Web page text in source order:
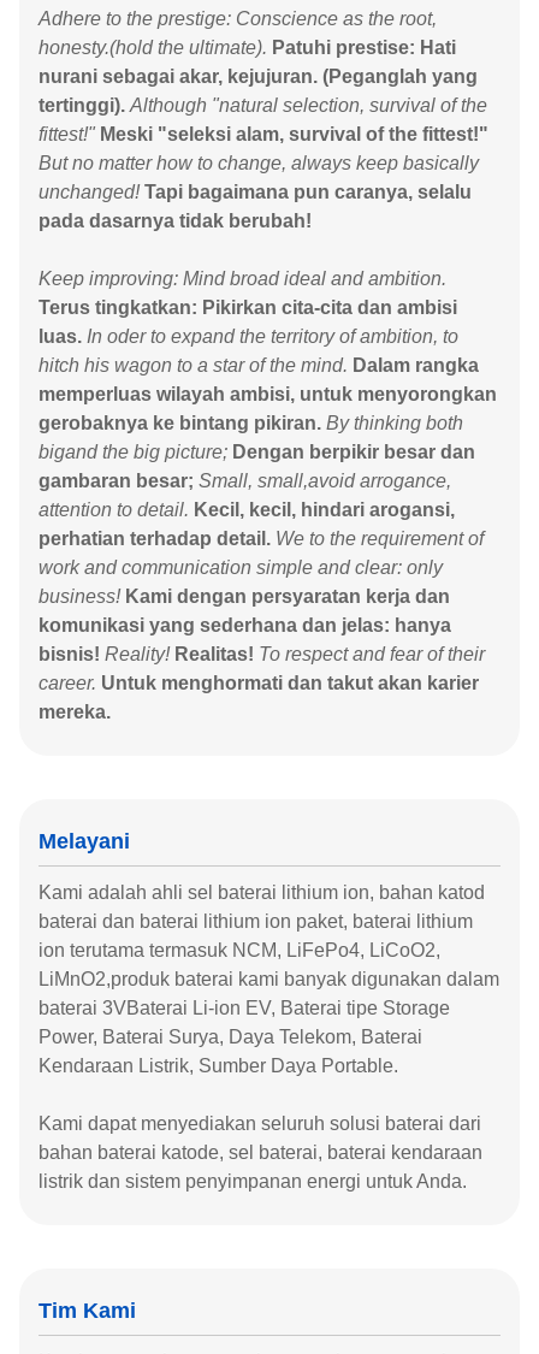
Adhere to the prestige: Conscience as the root,
honesty.(hold the ultimate). Patuhi prestise: Hati
nurani sebagai akar, kejujuran. (Peganglah yang
tertinggi). Although "natural selection, survival of the
fittest!" Meski "seleksi alam, survival of the fittest!"
But no matter how to change, always keep basically
unchanged! Tapi bagaimana pun caranya, selalu
pada dasarnya tidak berubah!
Keep improving: Mind broad ideal and ambition.
Terus tingkatkan: Pikirkan cita-cita dan ambisi
luas. In oder to expand the territory of ambition, to
hitch his wagon to a star of the mind. Dalam rangka
memperluas wilayah ambisi, untuk menyorongkan
gerobaknya ke bintang pikiran. By thinking both
bigand the big picture; Dengan berpikir besar dan
gambaran besar; Small, small,avoid arrogance,
attention to detail. Kecil, kecil, hindari arogansi,
perhatian terhadap detail. We to the requirement of
work and communication simple and clear: only
business! Kami dengan persyaratan kerja dan
komunikasi yang sederhana dan jelas: hanya
bisnis! Reality! Realitas! To respect and fear of their
career. Untuk menghormati dan takut akan karier
mereka.
Melayani
Kami adalah ahli sel baterai lithium ion, bahan katod
baterai dan baterai lithium ion paket, baterai lithium
ion terutama termasuk NCM, LiFePo4, LiCoO2,
LiMnO2,produk baterai kami banyak digunakan dalam
baterai 3VBaterai Li-ion EV, Baterai tipe Storage
Power, Baterai Surya, Daya Telekom, Baterai
Kendaraan Listrik, Sumber Daya Portable.
Kami dapat menyediakan seluruh solusi baterai dari
bahan baterai katode, sel baterai, baterai kendaraan
listrik dan sistem penyimpanan energi untuk Anda.
Tim Kami